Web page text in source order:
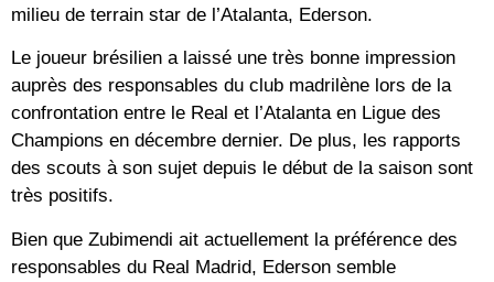
milieu de terrain star de l’Atalanta, Ederson.
Le joueur brésilien a laissé une très bonne impression
auprès des responsables du club madrilène lors de la
confrontation entre le Real et l’Atalanta en Ligue des
Champions en décembre dernier. De plus, les rapports
des scouts à son sujet depuis le début de la saison sont
très positifs.
Bien que Zubimendi ait actuellement la préférence des
responsables du Real Madrid, Ederson semble